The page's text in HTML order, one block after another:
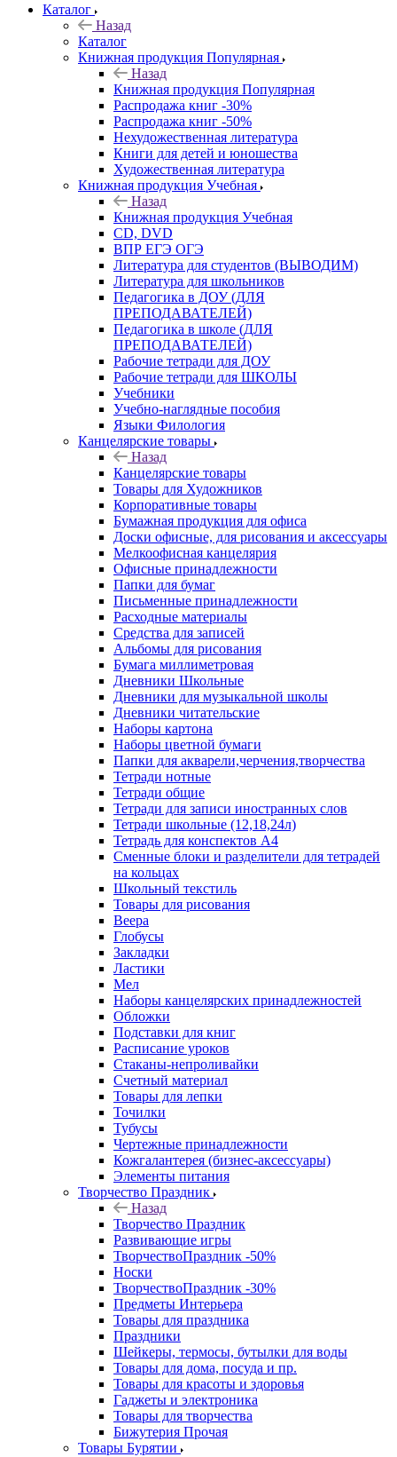
Каталог
Назад
Каталог
Книжная продукция Популярная
Назад
Книжная продукция Популярная
Распродажа книг -30%
Распродажа книг -50%
Нехудожественная литература
Книги для детей и юношества
Художественная литература
Книжная продукция Учебная
Назад
Книжная продукция Учебная
CD, DVD
ВПР ЕГЭ ОГЭ
Литература для студентов (ВЫВОДИМ)
Литература для школьников
Педагогика в ДОУ (ДЛЯ
ПРЕПОДАВАТЕЛЕЙ)
Педагогика в школе (ДЛЯ
ПРЕПОДАВАТЕЛЕЙ)
Рабочие тетради для ДОУ
Рабочие тетради для ШКОЛЫ
Учебники
Учебно-наглядные пособия
Языки Филология
Канцелярские товары
Назад
Канцелярские товары
Товары для Художников
Корпоративные товары
Бумажная продукция для офиса
Доски офисные, для рисования и аксессуары
Мелкоофисная канцелярия
Офисные принадлежности
Папки для бумаг
Письменные принадлежности
Расходные материалы
Средства для записей
Альбомы для рисования
Бумага миллиметровая
Дневники Школьные
Дневники для музыкальной школы
Дневники читательские
Наборы картона
Наборы цветной бумаги
Папки для акварели,черчения,творчества
Тетради нотные
Тетради общие
Тетради для записи иностранных слов
Тетради школьные (12,18,24л)
Тетрадь для конспектов А4
Сменные блоки и разделители для тетрадей
на кольцах
Школьный текстиль
Товары для рисования
Веера
Глобусы
Закладки
Ластики
Мел
Наборы канцелярских принадлежностей
Обложки
Подставки для книг
Расписание уроков
Стаканы-непроливайки
Счетный материал
Товары для лепки
Точилки
Тубусы
Чертежные принадлежности
Кожгалантерея (бизнес-аксессуары)
Элементы питания
Творчество Праздник
Назад
Творчество Праздник
Развивающие игры
ТворчествоПраздник -50%
Носки
ТворчествоПраздник -30%
Предметы Интерьера
Товары для праздника
Праздники
Шейкеры, термосы, бутылки для воды
Товары для дома, посуда и пр.
Товары для красоты и здоровья
Гаджеты и электроника
Товары для творчества
Бижутерия Прочая
Товары Бурятии